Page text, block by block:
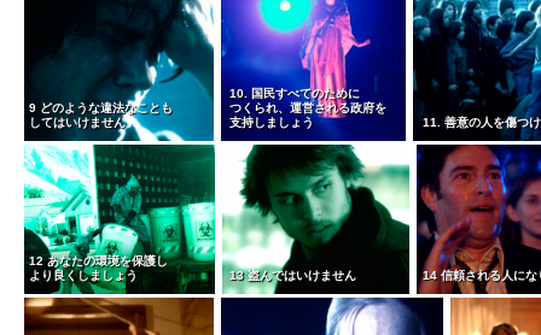
9 どのような違法なことも
してはいけません
10. 国民すべてのために
つくられ、運営される政府を
支持しましょう
11. 善意の人を傷つ
12 あなたの環境を保護し
より良くしましょう
13 盗んではいけません 14 信頼される人にな